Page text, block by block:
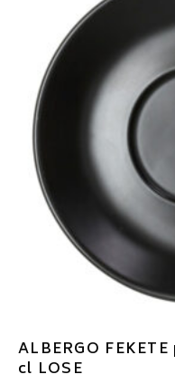
ALBERGO
cl LOSE